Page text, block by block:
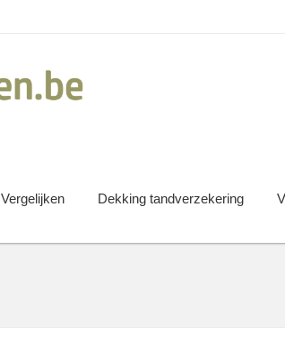
Vergelijken Dekking tandverzekering